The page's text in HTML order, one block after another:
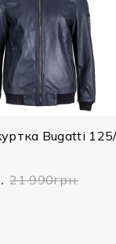
Чоловіча
14 796грн.